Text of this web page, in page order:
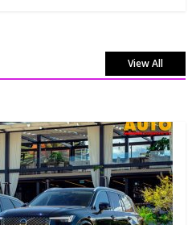
View All